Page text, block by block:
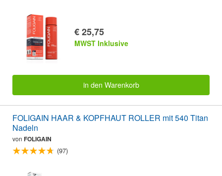
€ 25,75
MWST Inklusive
in den Warenkorb
FOLIGAIN HAAR & KOPFHAUT ROLLER mit 540 Titan
Nadeln
von FOLIGAIN
(97)